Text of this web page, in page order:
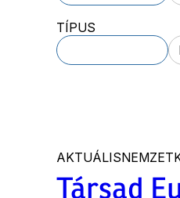
TÍPUS
AKTUÁLIS
Társad